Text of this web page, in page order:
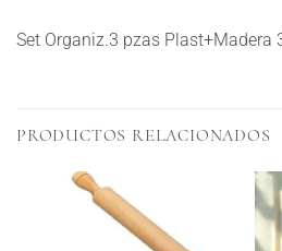
Set Organiz.3 pzas Plast+Madera
PRODUCTOS RELACIONADOS